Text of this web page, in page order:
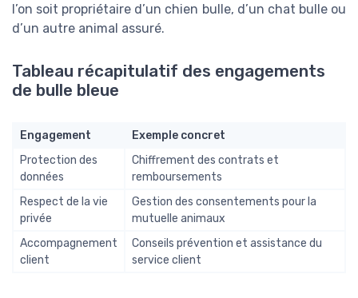
l’on soit propriétaire d’un chien bulle, d’un chat bulle ou
d’un autre animal assuré.
Tableau récapitulatif des engagements
de bulle bleue
Engagement
Exemple concret
Protection des
données
Chiffrement des contrats et
remboursements
Respect de la vie
privée
Gestion des consentements pour la
mutuelle animaux
Accompagnement
client
Conseils prévention et assistance du
service client